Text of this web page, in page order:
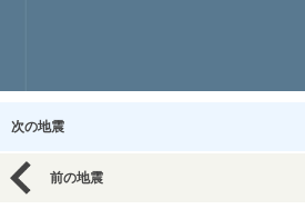
次の地震
前の地震